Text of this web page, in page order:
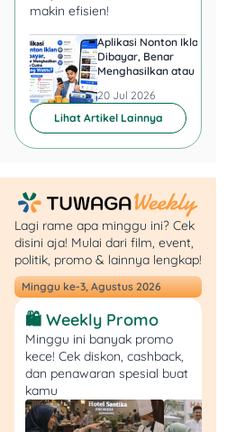
terdaftar. Praktis,
kan?
Jadi, nggak perlu repot lagi
deh, dan pastikan bayar
tepat waktu biar nggak
Baca Juga:“BPS:
Standar hidup
layak di Jakarta
butuh 1.65 Juta per
bulan.” Eh gimana?
Tips Agar Kamu Bisa
Terhindar Dari Telat
Bayar Pajak
makin efisien!
Aplikasi Nonton Iklan
Dibayar, Benar
Menghasilkan atau Cuma
20 Jul 2026
Lihat Artikel Lainnya
Lagi rame apa minggu ini? Cek
disini aja! Mulai dari film, event,
politik, promo & lainnya lengkap!
Minggu ke-3, Agustus 2026
🛍️ Weekly Promo
Minggu ini banyak promo
kece! Cek diskon, cashback,
dan penawaran spesial buat
kamu